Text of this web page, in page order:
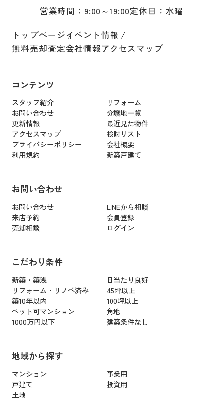
営業時間：9:00～19:00定休日：水曜
トップページイベント情報
無料売却査定会社情報アクセスマップ
コンテンツ
スタッフ紹介
リフォーム
お問い合わせ
分譲地一覧
更新情報
最近見た物件
アクセスマップ
検討リスト
プライバシーポリシー
会社概要
利用規約
新築戸建て
お問い合わせ
お問い合わせ
LINEから相談
来店予約
会員登録
売却相談
ログイン
こだわり条件
新築・築浅
日当たり良好
リフォーム・リノベ済み
45坪以上
築10年以内
100坪以上
ペット可マンション
角地
1000万円以下
建築条件なし
地域から探す
マンション
事業用
戸建て
投資用
土地